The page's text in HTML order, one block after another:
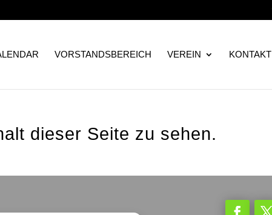
VORSTANDSBEREICH VEREIN KONTAKT
dieser Seite zu sehen.